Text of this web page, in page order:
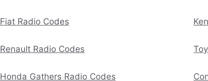
Fiat Radio Codes
Renault Radio Codes
Honda Gathers Radio Codes